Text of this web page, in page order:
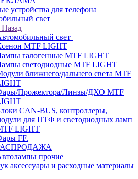
устройства для телефона
свет
Назад
свет
MTF LIGHT
галогенные MTF LIGHT
светодиодные MTF LIGHT
ближнего/дальнего света MTF
Прожектора/Линзы/ДХО MTF
CAN-BUS, контроллеры,
для ПТФ и светодиодных ламп
LIGHT
FF.
прочие
аксессуары и расходные материалы